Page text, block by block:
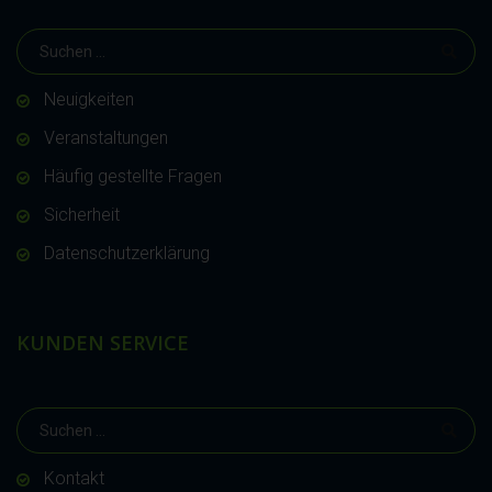
Neuigkeiten
Veranstaltungen
Häufig gestellte Fragen
Sicherheit
Datenschutzerklärung
KUNDEN SERVICE
Kontakt